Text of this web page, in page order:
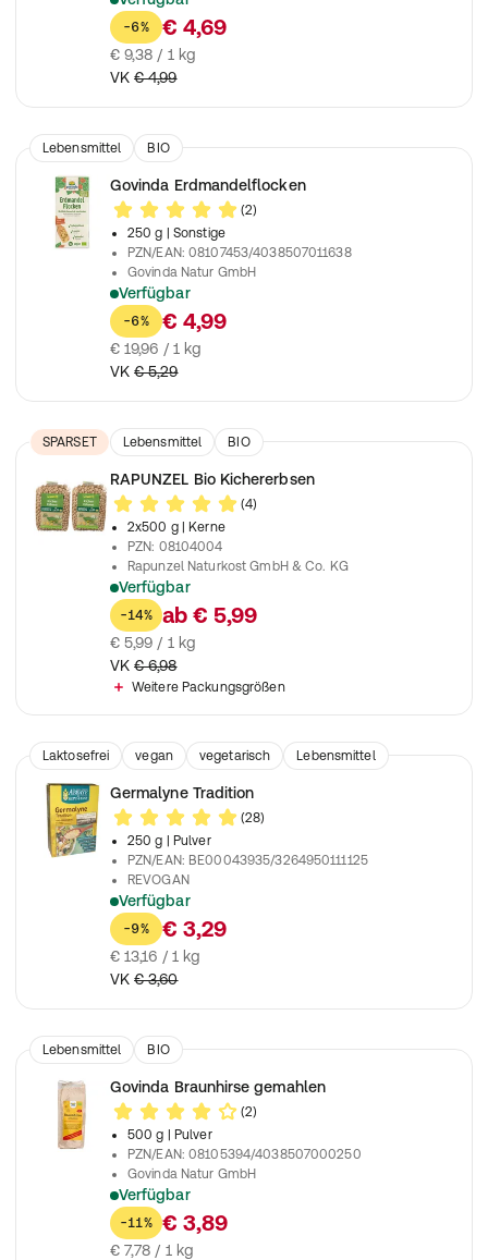
Ideal zum Kochen und Backen
-6% € 4,69
€ 9,38 / 1 kg
VK € 4,99
Lebensmittel BIO
Govinda Erdmandelflocken
(2)
250 g
| Sonstige
PZN/EAN:08107453/4038507011638
Govinda Natur GmbH
Verfügbar
Ballaststoffreiche und nussfreie Alternative für Ihr Müsli
-6% € 4,99
€ 19,96 / 1 kg
VK € 5,29
SPARSET Lebensmittel
BIO
Nahrungsergänzungsmittel
RAPUNZEL Bio Kichererbsen
(4)
2x500 g
| Kerne
PZN: 08104004
Rapunzel Naturkost GmbH & Co. KG
Verfügbar
Ideal zum Kochen und Backen
-14% ab € 5,99
€ 5,99 / 1 kg
VK € 6,98
Weitere Packungsgrößen
Laktosefrei vegan vegetarisch
Lebensmittel
Nahrungsergänzungsmittel
Germalyne Tradition
(28)
250 g
| Pulver
PZN/EAN: BE00043935/3264950111125
REVOGAN
Verfügbar
Besteht zu 100% aus feingemahlenen Weizenkeimen
-9% € 3,29
€ 13,16 / 1 kg
VK € 3,60
Lebensmittel BIO
Govinda Braunhirse gemahlen
(2)
500 g
| Pulver
PZN/EAN:08105394/4038507000250
Govinda Natur GmbH
Verfügbar
Zum Backen, kochen oder verfeinern des Frühstücks
-11% € 3,89
€ 7,78 / 1 kg